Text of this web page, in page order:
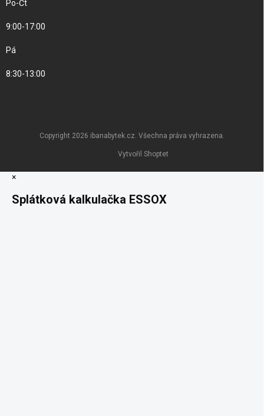
Po-Čt
9:00-17:00
Pá
8:30-13:00
Vytvořil Shoptet
Copyright 2026 ibanabytek.cz. Všechna práva vyhrazena.
×
Splátková kalkulačka ESSOX